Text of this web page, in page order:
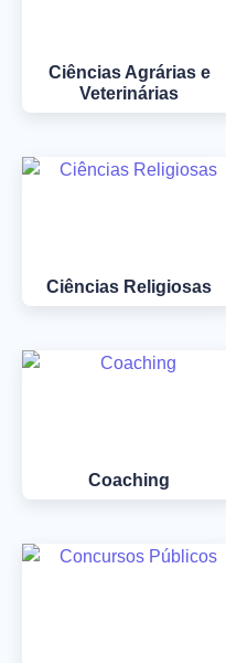
Ciências Agrárias e
Veterinárias
Ciências Religiosas
Coaching